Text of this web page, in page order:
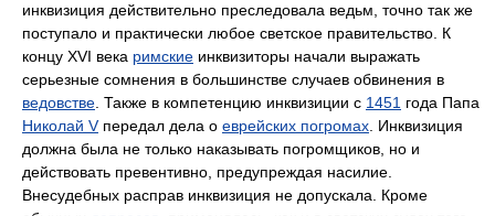
инквизиция действительно преследовала ведьм, точно так же
поступало и практически любое светское правительство. К
концу XVI века римские инквизиторы начали выражать
серьезные сомнения в большинстве случаев обвинения в
ведовстве. Также в компетенцию инквизиции с 1451 года Папа
Николай Vпередал дела о еврейских погромах. Инквизиция
должна была не только наказывать погромщиков, но и
действовать превентивно, предупреждая насилие.
Внесудебных расправ инквизиция не допускала. Кроме